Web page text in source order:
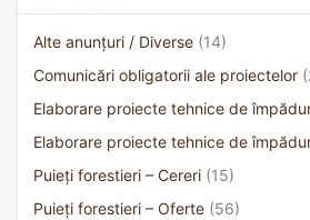
Alte anunțuri / Diverse (14)
Comunicări obligatorii ale proiectelor
Elaborare proiecte tehnice de
Elaborare proiecte tehnice de
Puieți forestieri – Cereri (15)
Puieți forestieri – Oferte (56)